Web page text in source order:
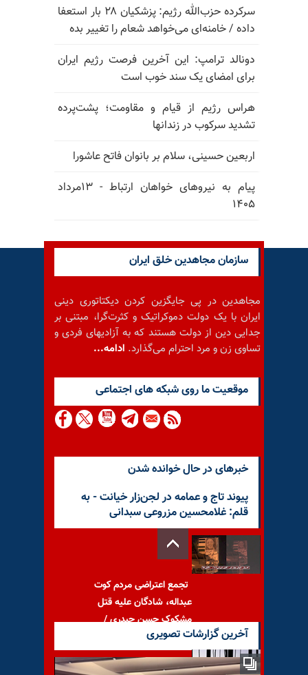
سرکرده حزب‌الله رژیم: پزشکیان ۲۸ بار استعفا
داده / خامنه‌ای می‌خواهد شعام را تغییر بده
دونالد ترامپ: این آخرین فرصت رژیم ایران
برای امضای یک سند خوب است
هراس رژیم از قیام و مقاومت؛ پشت‌پرده
تشدید سرکوب در زندانها
اربعین حسینی، سلام بر بانوان فاتح عاشورا
پیام به نیروهای خواهان ارتباط - ۱۳مرداد
۱۴۰۵
سازمان مجاهدین خلق ایران
مجاهدین در پی جایگزین کردن دیکتاتوری دینی
ایران با یک دولت دموکراتیک و کثرت‌گرا، مبتنی بر
جدایی دین از دولت هستند که به آزادیهای فردی و
تساوی زن و مرد احترام می‌گذارد. ادامه...
موقعيت ما روى شبكه هاى اجتماعى
خبرهای در حال خوانده شدن
پیوند تاج و عمامه در لجن‌زار خیانت - به
قلم: غلامحسین مزروعی سبدانی
تجمع اعتراضی مردم کوت
عبداله، شادگان علیه قتل
مشکوک حسن حیدری /
آخرین گزارشات تصویری